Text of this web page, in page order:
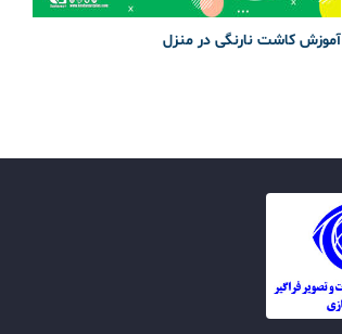
آموزش کاشت نارنگی در منزل